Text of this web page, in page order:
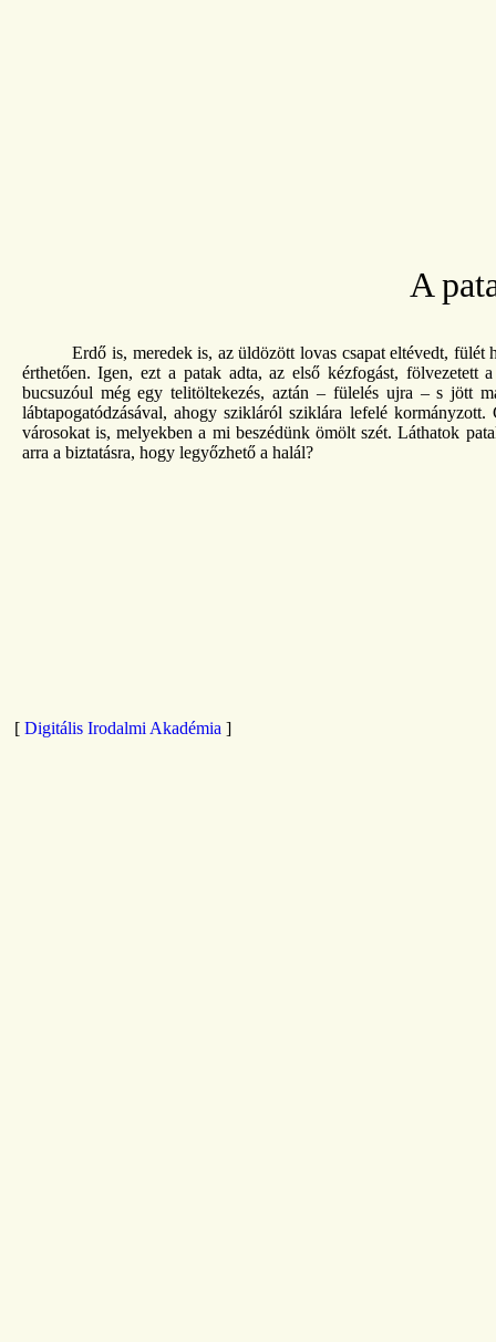
A
Erdő is, meredek is, az üldözött lovas csapat eltévedt, fülét
érthetően. Igen, ezt a patak adta, az első kézfogást, fölvezetett
bucsuzóul még egy telitöltekezés, aztán – fülelés ujra – s jött
lábtapogatódzásával, ahogy szikláról sziklára lefelé
városokat is, melyekben a mi beszédünk ömölt szét. Láthatok
arra a biztatásra, hogy legyőzhető a halál?
[Digitális Irodalmi Akadémia ]